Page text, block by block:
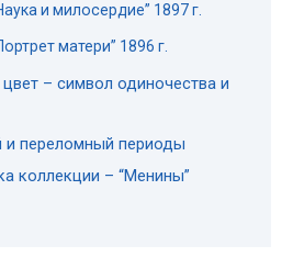
и милосердие” 1897 г.
матери” 1896 г.
– символ одиночества и
и переломный периоды
коллекции – “Менины”